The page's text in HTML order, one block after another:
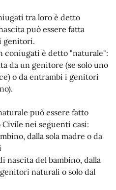
tra loro è detto
può essere fatta
genitori.
coniugati è detto "naturale":
da un genitore (se solo uno
o da entrambi i genitori
può essere fatto
nei seguenti casi:
dalla sola madre o da
nascita del bambino, dalla
naturali o solo dal